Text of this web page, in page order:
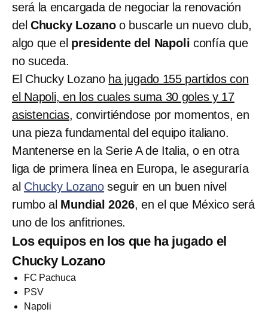
será la encargada de negociar la renovación
del Chucky Lozanoo buscarle un nuevo club,
algo que el presidente del Napoli confía que
no suceda.
El Chucky Lozano ha jugado 155 partidos con
el Napoli, en los cuales suma 30 goles y 17
asistencias, convirtiéndose por momentos, en
una pieza fundamental del equipo italiano.
Mantenerse en la Serie A de Italia, o en otra
liga de primera línea en Europa, le aseguraría
al Chucky Lozano seguir en un buen nivel
rumbo al Mundial 2026, en el que México será
uno de los anfitriones.
Los equipos en los que ha jugado el
Chucky Lozano
FC Pachuca
PSV
Napoli